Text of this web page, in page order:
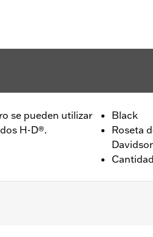
se pueden utilizar
H-D®.
Black
Roseta